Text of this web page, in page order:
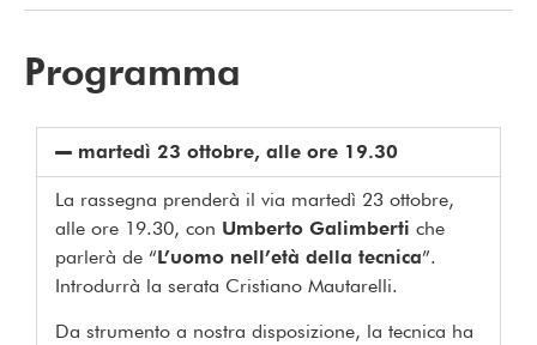
Programma
martedì 23 ottobre, alle ore 19.30
La rassegna prenderà il via martedì 23 ottobre,
alle ore 19.30, con Umberto Galimberti che
parlerà de “L’uomo nell’età della tecnica”.
Introdurrà la serata Cristiano Mautarelli.
Da strumento a nostra disposizione, la tecnica ha